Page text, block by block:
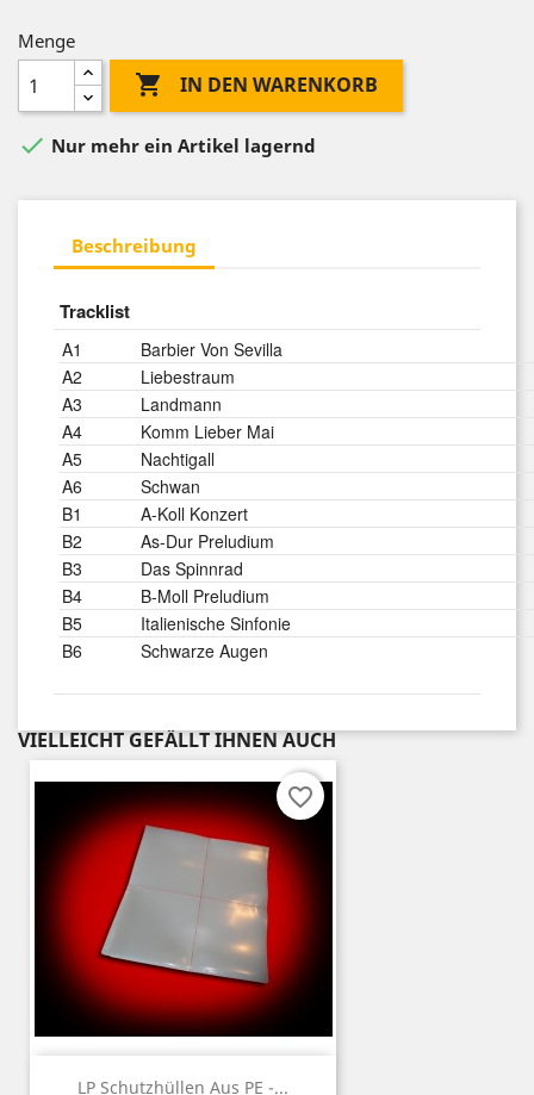
Menge
 IN DEN WARENKORB
 Nur mehr ein Artikel lagernd
Beschreibung
Tracklist
A1
Barbier Von Sevilla
A2
Liebestraum
A3
Landmann
A4
Komm Lieber Mai
A5
Nachtigall
A6
Schwan
B1
A-Koll Konzert
B2
As-Dur Preludium
B3
Das Spinnrad
B4
B-Moll Preludium
B5
Italienische Sinfonie
B6
Schwarze Augen
VIELLEICHT GEFÄLLT IHNEN AUCH
LP Schutzhüllen Aus PE -...
favorite_border